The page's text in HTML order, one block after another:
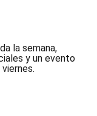
la semana,
y un evento